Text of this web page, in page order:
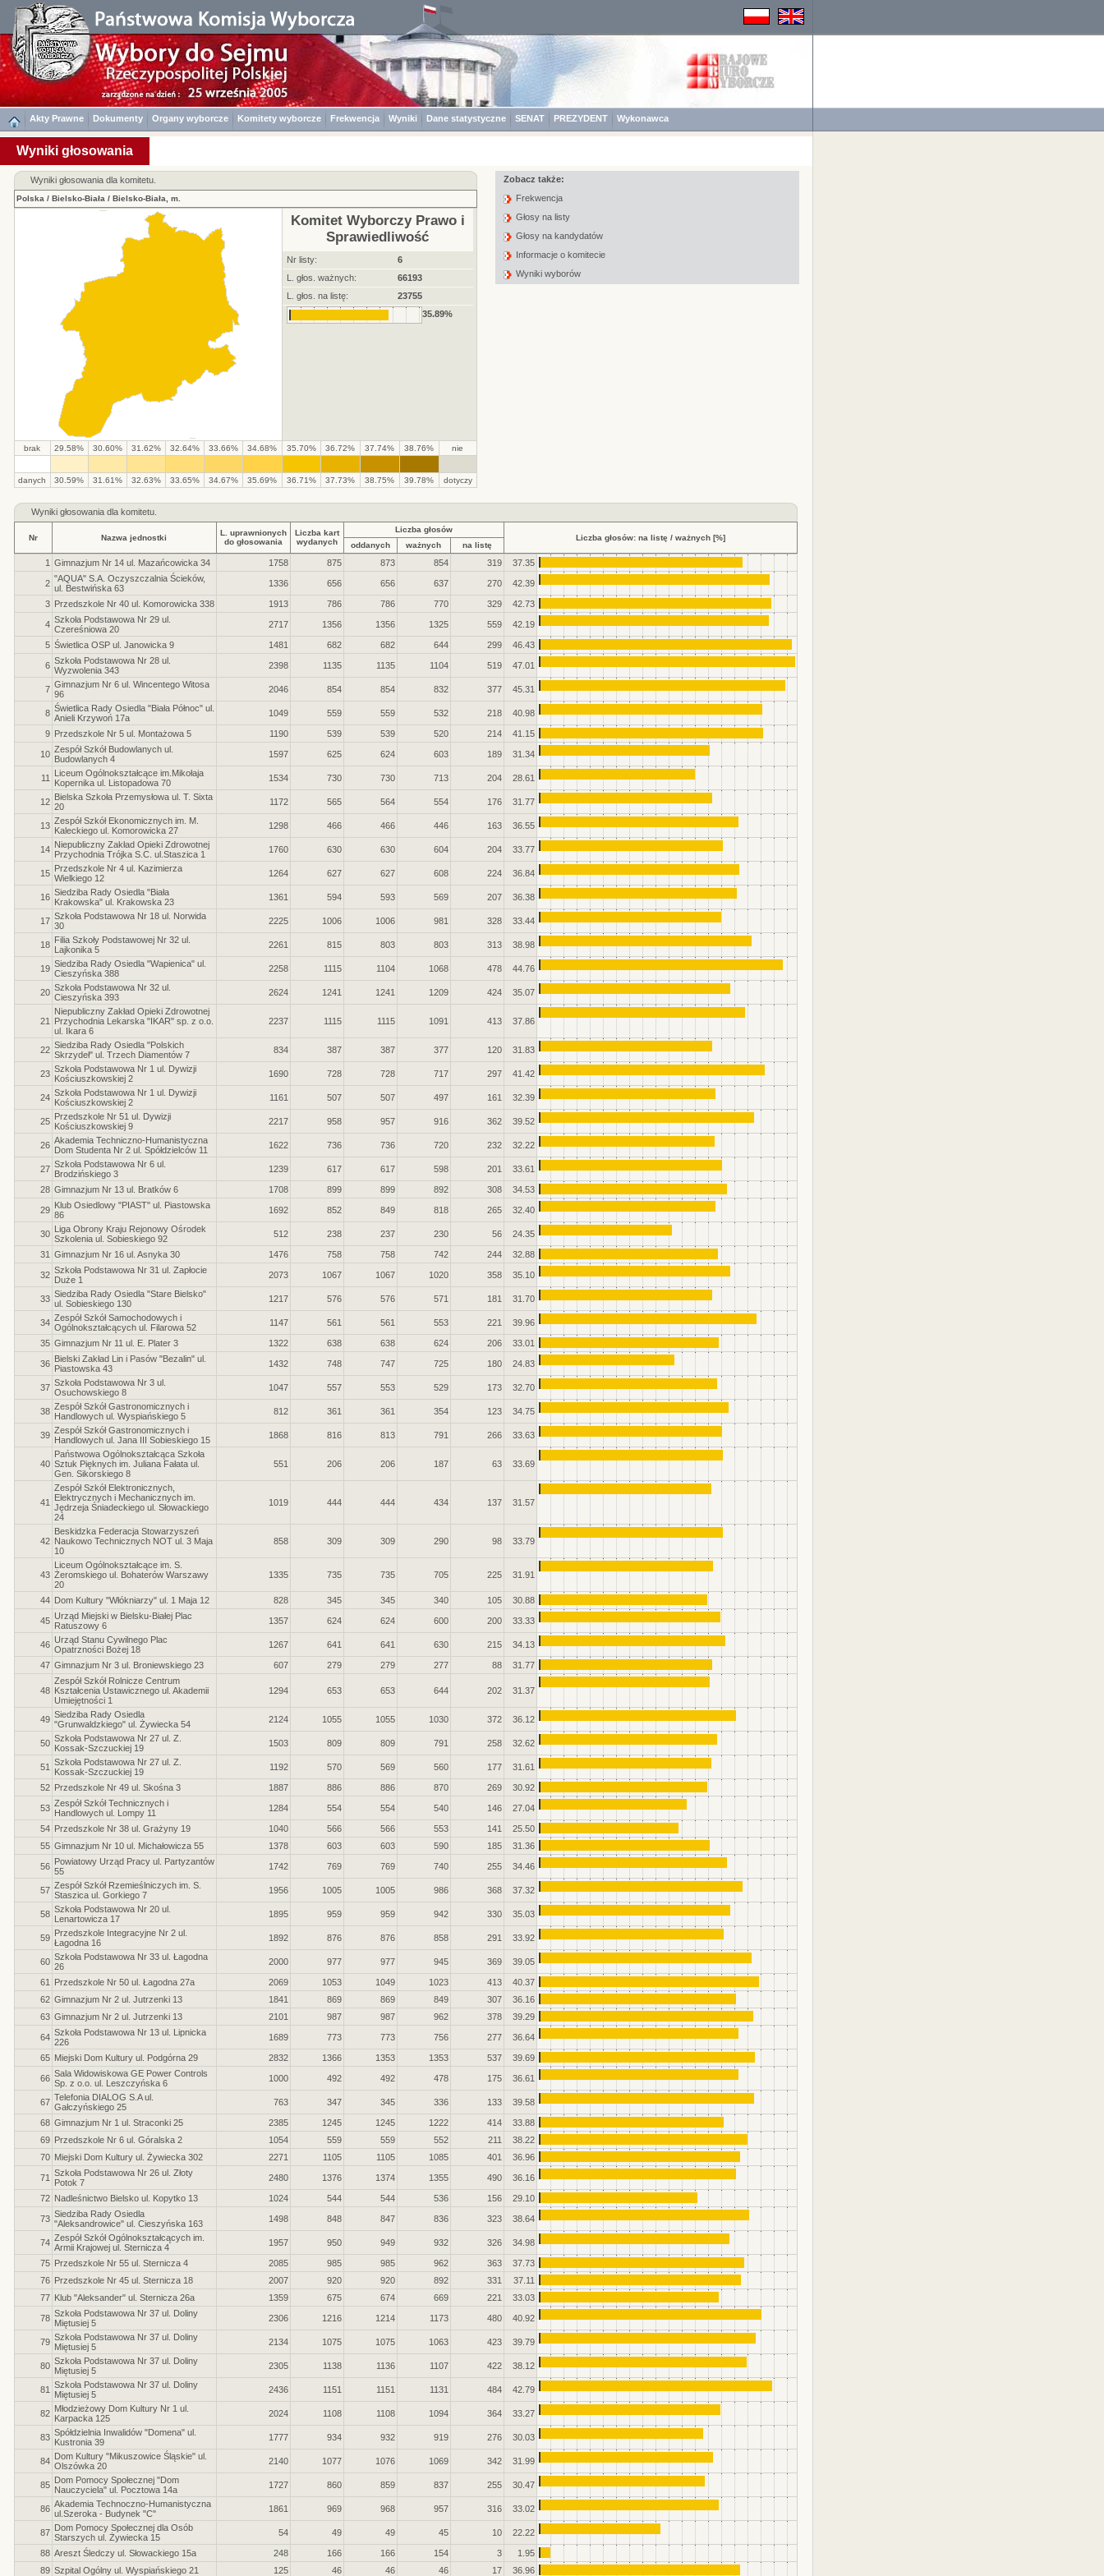
Akty Prawne Dokumenty Organy wyborcze Komitety wyborcze Frekwencja Wyniki Dane statystyczne SENAT PREZYDENT Wykonawca
Wyniki głosowania
Wyniki głosowania dla komitetu.
Polska / Bielsko-Biała / Bielsko-Biała, m.
Komitet Wyborczy Prawo i
Sprawiedliwość
Nr listy:
6
L. głos. ważnych:
66193
L. głos. na listę:
23755
35.89%
brak 29.58% 30.60% 31.62% 32.64% 33.66% 34.68% 35.70% 36.72% 37.74% 38.76% nie
danych 30.59% 31.61% 32.63% 33.65% 34.67% 35.69% 36.71% 37.73% 38.75% 39.78% dotyczy
Zobacz także:
Frekwencja
Głosy na listy
Głosy na kandydatów
Informacje o komitecie
Wyniki wyborów
Wyniki głosowania dla komitetu.
Nr Nazwa jednostki
L. uprawnionych
do głosowania
Liczba kart
wydanych
Liczba głosów
Liczba głosów: na listę / ważnych [%]
oddanych
ważnych na listę
1 Gimnazjum Nr 14 ul. Mazańcowicka 34 1758 875 873 854 319 37.35
2 "AQUA" S.A. Oczyszczalnia Ścieków,
ul. Bestwińska 63
1336 656 656 637 270 42.39
3 Przedszkole Nr 40 ul. Komorowicka 338 1913 786 786 770 329 42.73
4 Szkoła Podstawowa Nr 29 ul.
Czereśniowa 20
2717 1356 1356 1325 559 42.19
5 Świetlica OSP ul. Janowicka 9 1481 682 682 644 299 46.43
6 Szkoła Podstawowa Nr 28 ul.
Wyzwolenia 343
2398 1135 1135 1104 519 47.01
7 Gimnazjum Nr 6 ul. Wincentego Witosa
96
2046 854 854 832 377 45.31
8 Świetlica Rady Osiedla "Biała Północ" ul.
Anieli Krzywoń 17a
1049 559 559 532 218 40.98
9 Przedszkole Nr 5 ul. Montażowa 5 1190 539 539 520 214 41.15
10 Zespół Szkół Budowlanych ul.
Budowlanych 4
1597 625 624 603 189 31.34
11
Liceum Ogólnokształcące im.Mikołaja
Kopernika ul. Listopadowa 70
1534 730 730 713 204 28.61
12 Bielska Szkoła Przemysłowa ul. T. Sixta
20
1172 565 564 554 176 31.77
13 Zespół Szkół Ekonomicznych im. M.
Kaleckiego ul. Komorowicka 27
1298 466 466 446 163 36.55
14 Niepubliczny Zakład Opieki Zdrowotnej
Przychodnia Trójka S.C. ul.Staszica 1
1760 630 630 604 204 33.77
15 Przedszkole Nr 4 ul. Kazimierza
Wielkiego 12
1264 627 627 608 224 36.84
16 Siedziba Rady Osiedla "Biała
Krakowska" ul. Krakowska 23
1361 594 593 569 207 36.38
17 Szkoła Podstawowa Nr 18 ul. Norwida
30
2225 1006 1006 981 328 33.44
18 Filia Szkoły Podstawowej Nr 32 ul.
Lajkonika 5
2261 815 803 803 313 38.98
19 Siedziba Rady Osiedla "Wapienica" ul.
Cieszyńska 388
2258 1115 1104 1068 478 44.76
20 Szkoła Podstawowa Nr 32 ul.
Cieszyńska 393
2624 1241 1241 1209 424 35.07
21
Niepubliczny Zakład Opieki Zdrowotnej
Przychodnia Lekarska "IKAR" sp. z o.o.
ul. Ikara 6
2237 1115 1115 1091 413 37.86
22 Siedziba Rady Osiedla "Polskich
Skrzydeł" ul. Trzech Diamentów 7
834 387 387 377 120 31.83
23 Szkoła Podstawowa Nr 1 ul. Dywizji
Kościuszkowskiej 2
1690 728 728 717 297 41.42
24 Szkoła Podstawowa Nr 1 ul. Dywizji
Kościuszkowskiej 2
1161 507 507 497 161 32.39
25 Przedszkole Nr 51 ul. Dywizji
Kościuszkowskiej 9
2217 958 957 916 362 39.52
26 Akademia Techniczno-Humanistyczna
Dom Studenta Nr 2 ul. Spółdzielców 11
1622 736 736 720 232 32.22
27 Szkoła Podstawowa Nr 6 ul.
Brodzińskiego 3
1239 617 617 598 201 33.61
28 Gimnazjum Nr 13 ul. Bratków 6 1708 899 899 892 308 34.53
29 Klub Osiedlowy "PIAST" ul. Piastowska
86
1692 852 849 818 265 32.40
30 Liga Obrony Kraju Rejonowy Ośrodek
Szkolenia ul. Sobieskiego 92
512 238 237 230 56 24.35
31 Gimnazjum Nr 16 ul. Asnyka 30 1476 758 758 742 244 32.88
32 Szkoła Podstawowa Nr 31 ul. Zapłocie
Duże 1
2073 1067 1067 1020 358 35.10
33 Siedziba Rady Osiedla "Stare Bielsko"
ul. Sobieskiego 130
1217 576 576 571 181 31.70
34 Zespół Szkół Samochodowych i
Ogólnokształcących ul. Filarowa 52
1147 561 561 553 221 39.96
35 Gimnazjum Nr 11 ul. E. Plater 3 1322 638 638 624 206 33.01
36 Bielski Zakład Lin i Pasów "Bezalin" ul.
Piastowska 43
1432 748 747 725 180 24.83
37 Szkoła Podstawowa Nr 3 ul.
Osuchowskiego 8
1047 557 553 529 173 32.70
38 Zespół Szkół Gastronomicznych i
Handlowych ul. Wyspiańskiego 5
812 361 361 354 123 34.75
39 Zespół Szkół Gastronomicznych i
Handlowych ul. Jana III Sobieskiego 15
1868 816 813 791 266 33.63
40
Państwowa Ogólnokształcąca Szkoła
Sztuk Pięknych im. Juliana Fałata ul.
Gen. Sikorskiego 8
551 206 206 187 63 33.69
41
Zespół Szkół Elektronicznych,
Elektrycznych i Mechanicznych im.
Jędrzeja Śniadeckiego ul. Słowackiego
24
1019 444 444 434 137 31.57
42
Beskidzka Federacja Stowarzyszeń
Naukowo Technicznych NOT ul. 3 Maja
10
858 309 309 290 98 33.79
43
Liceum Ogólnokształcące im. S.
Żeromskiego ul. Bohaterów Warszawy
20
1335 735 735 705 225 31.91
44 Dom Kultury "Włókniarzy" ul. 1 Maja 12 828 345 345 340 105 30.88
45 Urząd Miejski w Bielsku-Białej Plac
Ratuszowy 6
1357 624 624 600 200 33.33
46 Urząd Stanu Cywilnego Plac
Opatrzności Bożej 18
1267 641 641 630 215 34.13
47 Gimnazjum Nr 3 ul. Broniewskiego 23 607 279 279 277 88 31.77
48
Zespół Szkół Rolnicze Centrum
Kształcenia Ustawicznego ul. Akademii
Umiejętności 1
1294 653 653 644 202 31.37
49 Siedziba Rady Osiedla
"Grunwaldzkiego" ul. Żywiecka 54
2124 1055 1055 1030 372 36.12
50 Szkoła Podstawowa Nr 27 ul. Z.
Kossak-Szczuckiej 19
1503 809 809 791 258 32.62
51 Szkoła Podstawowa Nr 27 ul. Z.
Kossak-Szczuckiej 19
1192 570 569 560 177 31.61
52 Przedszkole Nr 49 ul. Skośna 3 1887 886 886 870 269 30.92
53 Zespół Szkół Technicznych i
Handlowych ul. Lompy 11
1284 554 554 540 146 27.04
54 Przedszkole Nr 38 ul. Grażyny 19 1040 566 566 553 141
25.50
55 Gimnazjum Nr 10 ul. Michałowicza 55 1378 603 603 590 185 31.36
56 Powiatowy Urząd Pracy ul. Partyzantów
55
1742 769 769 740 255 34.46
57 Zespół Szkół Rzemieślniczych im. S.
Staszica ul. Gorkiego 7
1956 1005 1005 986 368 37.32
58 Szkoła Podstawowa Nr 20 ul.
Lenartowicza 17
1895 959 959 942 330 35.03
59 Przedszkole Integracyjne Nr 2 ul.
Łagodna 16
1892 876 876 858 291 33.92
60 Szkoła Podstawowa Nr 33 ul. Łagodna
26
2000 977 977 945 369 39.05
61 Przedszkole Nr 50 ul. Łagodna 27a 2069 1053 1049 1023 413
40.37
62 Gimnazjum Nr 2 ul. Jutrzenki 13 1841 869 869 849 307
36.16
63 Gimnazjum Nr 2 ul. Jutrzenki 13 2101 987 987 962 378 39.29
64 Szkoła Podstawowa Nr 13 ul. Lipnicka
226
1689 773 773 756 277 36.64
65 Miejski Dom Kultury ul. Podgórna 29 2832 1366 1353 1353 537 39.69
66 Sala Widowiskowa GE Power Controls
Sp. z o.o. ul. Leszczyńska 6
1000 492 492 478 175 36.61
67 Telefonia DIALOG S.A ul.
Gałczyńskiego 25
763 347 345 336 133 39.58
68 Gimnazjum Nr 1 ul. Straconki 25 2385 1245 1245 1222 414
33.88
69 Przedszkole Nr 6 ul. Góralska 2 1054 559 559 552 211
38.22
70 Miejski Dom Kultury ul. Żywiecka 302 2271 1105 1105 1085 401 36.96
71 Szkoła Podstawowa Nr 26 ul. Złoty
Potok 7
2480 1376 1374 1355 490 36.16
72 Nadleśnictwo Bielsko ul. Kopytko 13 1024 544 544 536 156 29.10
73 Siedziba Rady Osiedla
"Aleksandrowice" ul. Cieszyńska 163
1498 848 847 836 323 38.64
74 Zespół Szkół Ogólnokształcących im.
Armii Krajowej ul. Sternicza 4
1957 950 949 932 326 34.98
75 Przedszkole Nr 55 ul. Sternicza 4 2085 985 985 962 363
37.73
76 Przedszkole Nr 45 ul. Sternicza 18 2007 920 920 892 331
37.11
77 Klub "Aleksander" ul. Sternicza 26a 1359 675 674 669 221 33.03
78 Szkoła Podstawowa Nr 37 ul. Doliny
Miętusiej 5
2306 1216 1214 1173 480 40.92
79 Szkoła Podstawowa Nr 37 ul. Doliny
Miętusiej 5
2134 1075 1075 1063 423 39.79
80 Szkoła Podstawowa Nr 37 ul. Doliny
Miętusiej 5
2305 1138 1136 1107 422 38.12
81 Szkoła Podstawowa Nr 37 ul. Doliny
Miętusiej 5
2436 1151 1151 1131 484 42.79
82 Młodzieżowy Dom Kultury Nr 1 ul.
Karpacka 125
2024 1108 1108 1094 364 33.27
83 Spółdzielnia Inwalidów "Domena" ul.
Kustronia 39
1777 934 932 919 276 30.03
84 Dom Kultury "Mikuszowice Śląskie" ul.
Olszówka 20
2140 1077 1076 1069 342 31.99
85 Dom Pomocy Społecznej "Dom
Nauczyciela" ul. Pocztowa 14a
1727 860 859 837 255 30.47
86 Akademia Technoczno-Humanistyczna
ul.Szeroka - Budynek "C"
1861 969 968 957 316 33.02
87 Dom Pomocy Społecznej dla Osób
Starszych ul. Żywiecka 15
54 49 49 45 10 22.22
88 Areszt Śledczy ul. Słowackiego 15a 248 166 166 154 3
1.95
89 Szpital Ogólny ul. Wyspiańskiego 21 125 46 46 46 17 36.96